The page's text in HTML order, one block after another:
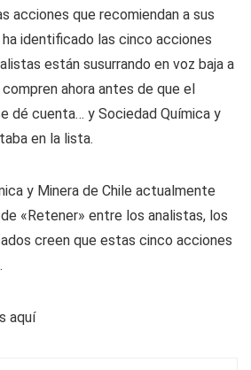
acciones que recomiendan a sus
identificado las cinco acciones
están susurrando en voz baja a
ahora antes de que el
dé cuenta… y Sociedad Química y
en la lista.
y Minera de Chile actualmente
«Retener» entre los analistas, los
creen que estas cinco acciones
aquí